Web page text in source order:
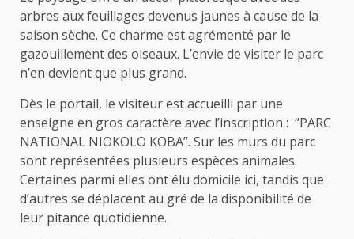
arbres aux feuillages devenus jaunes à cause de la
saison sèche. Ce charme est agrémenté par le
gazouillement des oiseaux. L’envie de visiter le parc
n’en devient que plus grand.
Dès le portail, le visiteur est accueilli par une
enseigne en gros caractère avec l’inscription : ‘’PARC
NATIONAL NIOKOLO KOBA’’. Sur les murs du parc
sont représentées plusieurs espèces animales.
Certaines parmi elles ont élu domicile ici, tandis que
d’autres se déplacent au gré de la disponibilité de
leur pitance quotidienne.